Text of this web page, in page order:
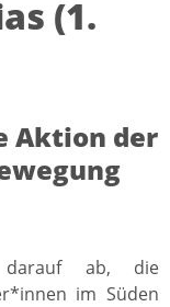
(1.
Aktion der
darauf ab, die
im Süden